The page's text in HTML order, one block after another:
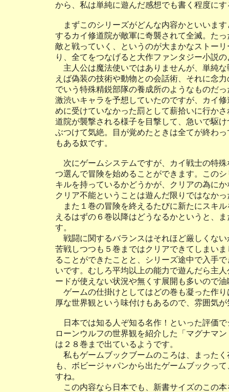
から、私は単純に遊んだ感想でも書く程度に
まずこのシリーズがどんな内容かといいま
するカイ修道院が敵軍に奇襲されて全滅。た
敵と戦っていく、というのが大まかなストー
り、全てをつなげると大作ファンタジー小説
主人公は魔法使いではありませんが、単純
えば偽装の技術や動物との会話術、それに念
でいう特殊精鋭部隊の養成所のようなものだ
激渋いキャラを予想していたのですが、カイ
めに受けていなかった罰として薪拾いに行か
道院が襲撃される様子を目撃して、急いで駆
ぶつけて気絶。目が覚めたときは全てが終わ
もある奴です。
次にゲームシステムですが、カイ戦士の特
つ選んで冒険を始めることができます。この
キルを持っているかどうかが、クリアの為に
クリア不能ということは遊んだ限りではなか
また１巻の冒険を終えるたびに新たにスキ
えるはずの６巻以降はどうなるかというと、
す。
戦闘に関するバランスはそれほど厳しくな
苦戦しつつも５巻まではクリアできてしまい
ることができたことと、シリーズ途中で入手
いです。むしろ平均以上の能力で遊んだら主
ードが使えない状況や無くす展開も多いので
ゲームの仕掛けとしてはどの巻も凝った作
厚な世界観という味付けもあるので、雰囲気
日本では知る人ぞ知る名作！といった評価
ローンウルフの世界観を紹介した「マグナマ
は２８巻まで出ているようです。
私もゲームブックブームのころは、まった
も、ボビージャパンから出たゲームブックっ
すね。
この内容なら日本でも、新書サイズのこの